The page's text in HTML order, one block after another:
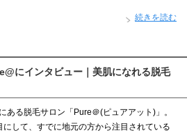
続きを読む
にインタビュー｜美肌になれる脱毛
ある脱毛サロン「Pure＠(ピュアアット)」。
にして、すでに地元の方から注目されている